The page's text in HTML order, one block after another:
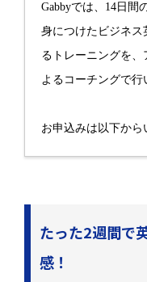
Gabbyでは、14日間
身につけたビジネス
るトレーニングを、
よるコーチングで行
お申込みは以下から
たった2週間で
感！